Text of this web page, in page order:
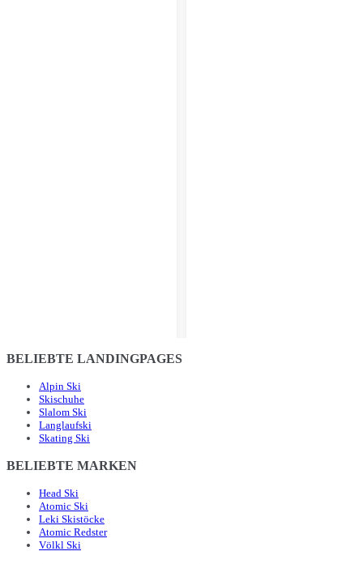
BELIEBTE LANDINGPAGES
Alpin Ski
Skischuhe
Slalom Ski
Langlaufski
Skating Ski
BELIEBTE MARKEN
Head Ski
Atomic Ski
Leki Skistöcke
Atomic Redster
Völkl Ski